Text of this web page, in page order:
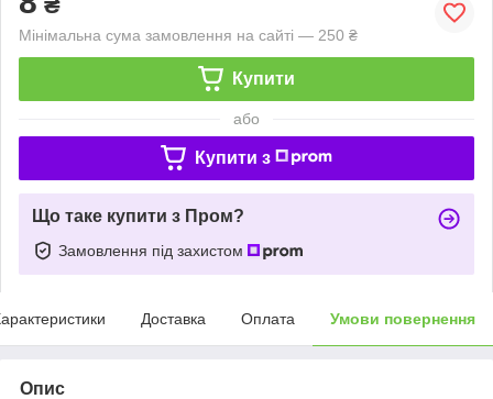
Мінімальна сума замовлення на сайті — 250 ₴
Купити
або
Купити з
Що таке купити з Пром?
Замовлення під захистом
Доставка Оплата Умови повернення
Опис